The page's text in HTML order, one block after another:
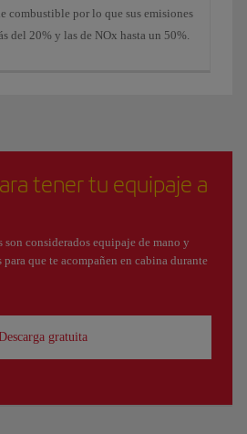
combustible por lo que sus emisiones
del 20% y las de NOx hasta un 50%.
tener tu equipaje a
considerados equipaje de mano y
que te acompañen en cabina durante
gratuita